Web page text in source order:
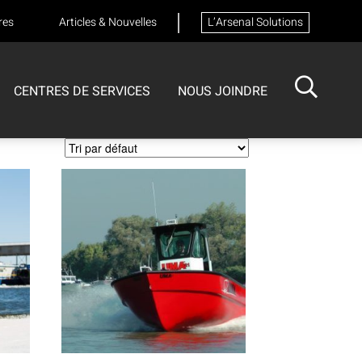
Articles & Nouvelles L’Arsenal Solutions
CENTRES DE SERVICES NOUS JOINDRE
ISOTECH
CENTRE DE SERVICES
FORMATIONS
Formation sur les appareils respiratoires